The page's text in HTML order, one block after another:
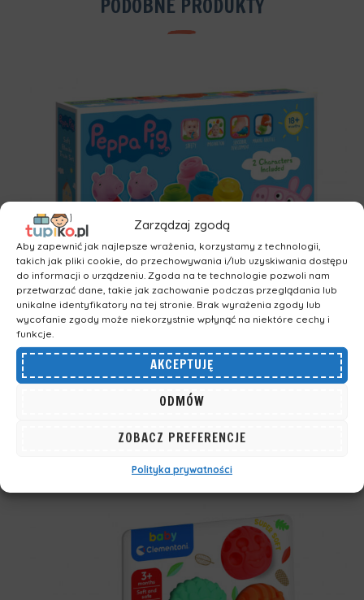
Zarządzaj zgodą
Aby zapewnić jak najlepsze wrażenia, korzystamy z technologii,
takich jak pliki cookie, do przechowywania i/lub uzyskiwania dostępu
do informacji o urządzeniu. Zgoda na te technologie pozwoli nam
przetwarzać dane, takie jak zachowanie podczas przeglądania lub
unikalne identyfikatory na tej stronie. Brak wyrażenia zgody lub
wycofanie zgody może niekorzystnie wpłynąć na niektóre cechy i
funkcje.
AKCEPTUJĘ
ODMÓW
ZOBACZ PREFERENCJE
Polityka prywatności
PODOBNE PRODUKTY
DODAJ DO KOSZYKA
Clementoni - zabawki
Zestaw miękkich klocków Clemmy Świnka
Peppa Pig